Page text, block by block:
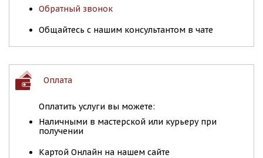
Обратный звонок
Общайтесь с нашим консультантом в чате
Оплата
Оплатить услуги вы можете:
Наличными в мастерской или курьеру при
получении
Картой Онлайн на нашем сайте